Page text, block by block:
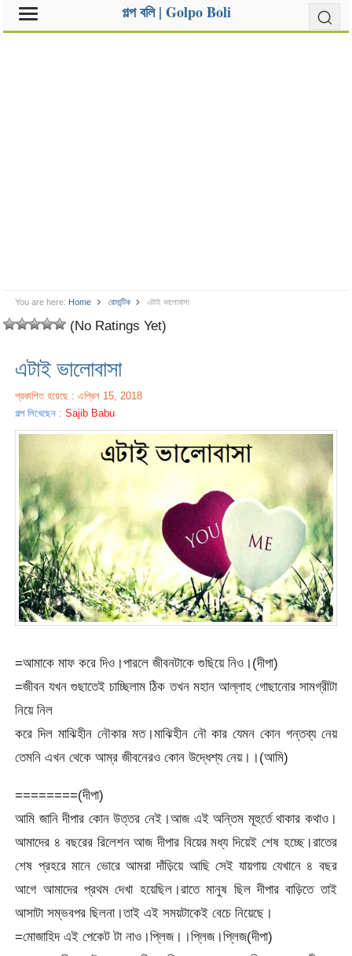
গল্প বলি | Golpo Boli
You are here: Home রোমান্টিক এটাই ভালোবাসা
(No Ratings Yet)
এটাই ভালোবাসা
প্রকাশিত হয়েছে : এপ্রিল 15, 2018
গল্প লিখেছেন :Sajib Babu
=আমাকে মাফ করে দিও।পারলে জীবনটাকে গুছিয়ে নিও।(দীপা)
=জীবন যখন গুছাতেই চাচ্ছিলাম ঠিক তখন মহান আল্লাহ গোছানোর সামগ্রীটা
নিয়ে নিল
করে দিল মাঝিহীন নৌকার মত।মাঝিহীন নৌ কার যেমন কোন গন্তব্য নেয়
তেমনি এখন থেকে আম্র জীবনেরও কোন উদ্ধেশ্য নেয়।।(আমি)
========(দীপা)
আমি জানি দীপার কোন উত্তর নেই।আজ এই অন্তিম মূহুর্তে থাকার কথাও।
আমাদের ৪ বছরের রিলেশন আজ দীপার বিয়ের মধ্য দিয়েই শেষ হচ্ছে।রাতের
শেষ প্রহরে মানে ভোরে আমরা দাঁড়িয়ে আছি সেই যায়গায় যেখানে ৪ বছর
আগে আমাদের প্রথম দেখা হয়েছিল।রাতে মানুষ ছিল দীপার বাড়িতে তাই
আসাটা সম্ভবপর ছিলনা।তাই এই সময়টাকেই বেচে নিয়েছে।
=মোজাহিদ এই পেকেট টা নাও।প্লিজ।।প্লিজ।প্লিজ(দীপা)